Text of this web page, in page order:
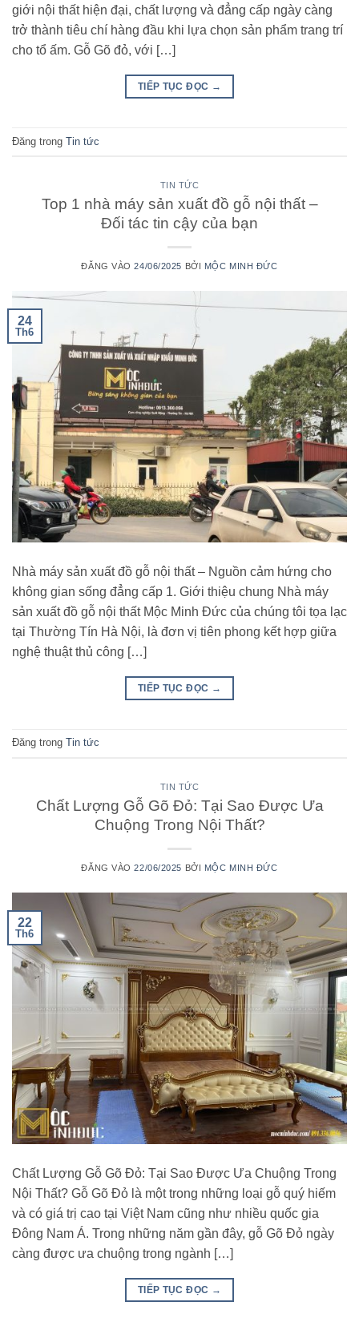
giới nội thất hiện đại, chất lượng và đẳng cấp ngày càng
trở thành tiêu chí hàng đầu khi lựa chọn sản phẩm trang trí
cho tổ ấm. Gỗ Gõ đỏ, với […]
TIẾP TỤC ĐỌC →
Đăng trong Tin tức
TIN TỨC
Top 1 nhà máy sản xuất đồ gỗ nội thất –
Đối tác tin cậy của bạn
ĐĂNG VÀO24/06/2025 BỞI MỘC MINH ĐỨC
24
Th6
Nhà máy sản xuất đồ gỗ nội thất – Nguồn cảm hứng cho
không gian sống đẳng cấp 1. Giới thiệu chung Nhà máy
sản xuất đồ gỗ nội thất Mộc Minh Đức của chúng tôi tọa lạc
tại Thường Tín Hà Nội, là đơn vị tiên phong kết hợp giữa
nghệ thuật thủ công […]
TIẾP TỤC ĐỌC →
Đăng trong Tin tức
TIN TỨC
Chất Lượng Gỗ Gõ Đỏ: Tại Sao Được Ưa
Chuộng Trong Nội Thất?
ĐĂNG VÀO22/06/2025 BỞI MỘC MINH ĐỨC
22
Th6
Chất Lượng Gỗ Gõ Đỏ: Tại Sao Được Ưa Chuộng Trong
Nội Thất? Gỗ Gõ Đỏ là một trong những loại gỗ quý hiếm
và có giá trị cao tại Việt Nam cũng như nhiều quốc gia
Đông Nam Á. Trong những năm gần đây, gỗ Gõ Đỏ ngày
càng được ưa chuộng trong ngành […]
TIẾP TỤC ĐỌC →